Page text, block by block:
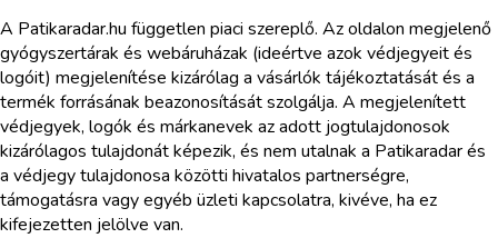
A Patikaradar.hu független piaci szereplő. Az oldalon megjelenő
gyógyszertárak és webáruházak (ideértve azok védjegyeit és
logóit) megjelenítése kizárólag a vásárlók tájékoztatását és a
termék forrásának beazonosítását szolgálja. A megjelenített
védjegyek, logók és márkanevek az adott jogtulajdonosok
kizárólagos tulajdonát képezik, és nem utalnak a Patikaradar és
a védjegy tulajdonosa közötti hivatalos partnerségre,
támogatásra vagy egyéb üzleti kapcsolatra, kivéve, ha ez
kifejezetten jelölve van.